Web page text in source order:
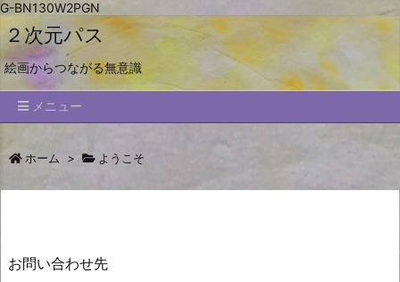
G-BN130W2PGN
２次元パス
絵画からつながる無意識
メニュー
ホーム > ようこそ
お問い合わせ先